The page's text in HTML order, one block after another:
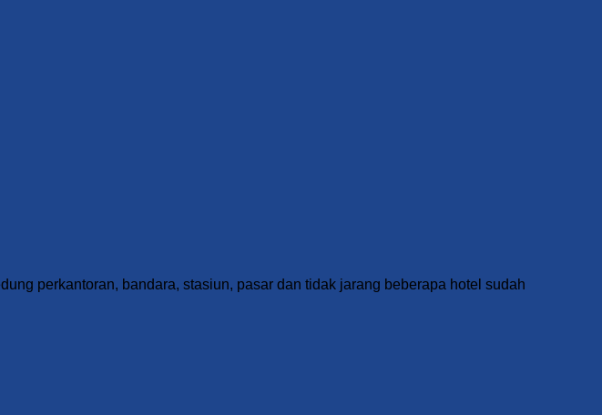
perkantoran, bandara, stasiun, pasar dan tidak jarang beberapa hotel sudah